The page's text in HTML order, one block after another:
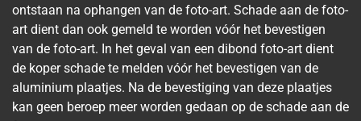
ontstaan na ophangen van de foto-art. Schade aan de foto-
art dient dan ook gemeld te worden vóór het bevestigen
van de foto-art. In het geval van een dibond foto-art dient
de koper schade te melden vóór het bevestigen van de
aluminium plaatjes. Na de bevestiging van deze plaatjes
kan geen beroep meer worden gedaan op de schade aan de